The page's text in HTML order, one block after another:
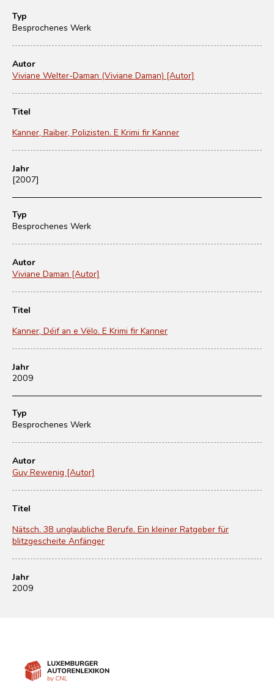
Typ
Besprochenes Werk
Autor
Viviane Welter-Daman (Viviane Daman) [Autor]
Titel
Kanner, Raiber, Polizisten. E Krimi fir Kanner
Jahr
[2007]
Typ
Besprochenes Werk
Autor
Viviane Daman [Autor]
Titel
Kanner, Déif an e Vëlo. E Krimi fir Kanner
Jahr
2009
Typ
Besprochenes Werk
Autor
Guy Rewenig [Autor]
Titel
Nätsch. 38 unglaubliche Berufe. Ein kleiner Ratgeber für
blitzgescheite Anfänger
Jahr
2009